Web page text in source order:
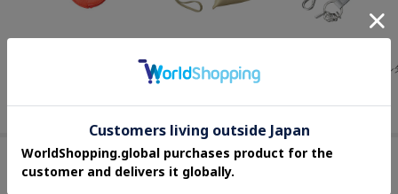
¥19,800
セールアイテムからのおすすめ